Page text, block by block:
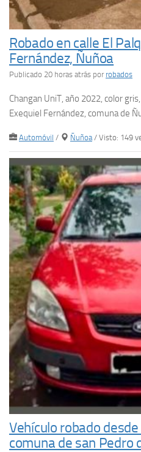
Robado en calle El
Fernández, Ñuñoa
Publicado 20 horas atrás por robados
Changan UniT, año 2022, color
Exequiel Fernández, comuna de
Automóvil / Ñuñoa / Visto: 149
Vehículo robado
comuna de san Pedro